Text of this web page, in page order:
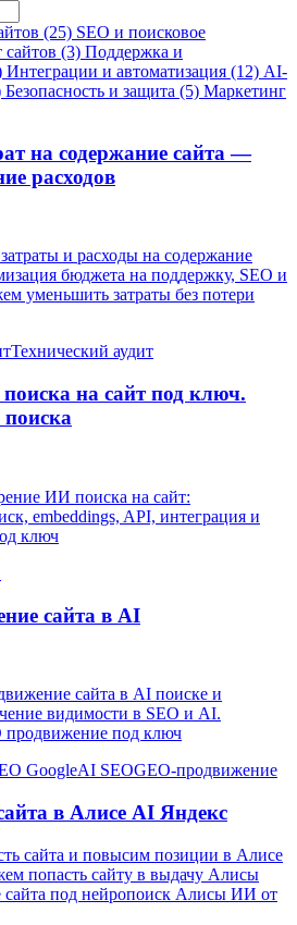
(25) SEO и поисковое
сайтов (3) Поддержка и
Интеграции и автоматизация (12) AI-
Безопасность и защита (5) Маркетинг
на содержание сайта —
расходов
и расходы на содержание
бюджета на поддержку, SEO и
уменьшить затраты без потери
Технический аудит
на сайт под ключ.
ИИ поиска на сайт:
embeddings, API, интеграция и
ключ
сайта в AI
сайта в AI поиске и
видимости в SEO и AI.
продвижение под ключ
GoogleAI SEOGEO-продвижение
в Алисе AI Яндекс
сайта и повысим позиции в Алисе
попасть сайту в выдачу Алисы
под нейропоиск Алисы ИИ от